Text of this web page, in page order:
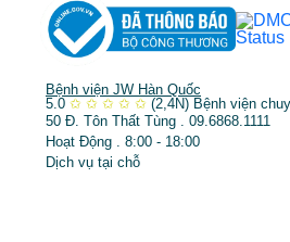
Bệnh viện JW Hàn Quốc
5.0 ✩ ✩ ✩ ✩ ✩ (2,4N) Bệnh viện
50 Đ. Tôn Thất Tùng . 09.6868.1111
Hoạt Động . 8:00 - 18:00
Dịch vụ tại chỗ